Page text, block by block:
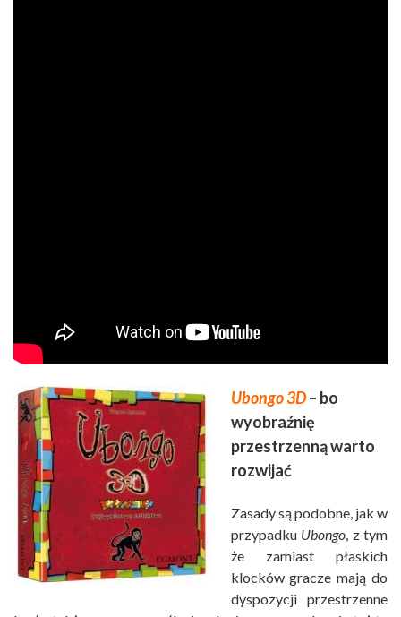
Ubongo3D– bo
wyobraźnię
przestrzenną warto
rozwijać
Zasady są podobne, jak w
przypadku Ubongo , z tym
że zamiast płaskich
klocków gracze mają do
dyspozycji przestrzenne